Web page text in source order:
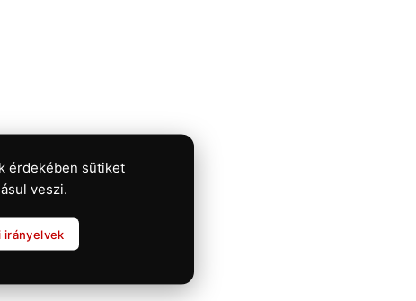
érdekében sütiket
veszi.
irányelvek